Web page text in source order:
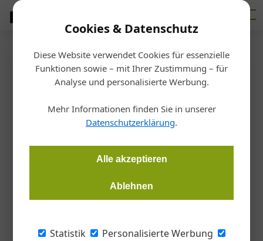
Cookies & Datenschutz
Diese Website verwendet Cookies für essenzielle
Funktionen sowie – mit Ihrer Zustimmung – für
Analyse und personalisierte Werbung.
Mehr Informationen finden Sie in unserer
Datenschutzerklärung.
Alle akzeptieren
Ablehnen
Statistik
Personalisierte Werbung
Startseite/Allgemein
Bundesinnung der Installateure
Neue Imagefilme für
Nachwuchswerbung
Die Bundesinnung der Installateure hat eine neue Image-
Installations- und Energietechnik zu gewinnen.